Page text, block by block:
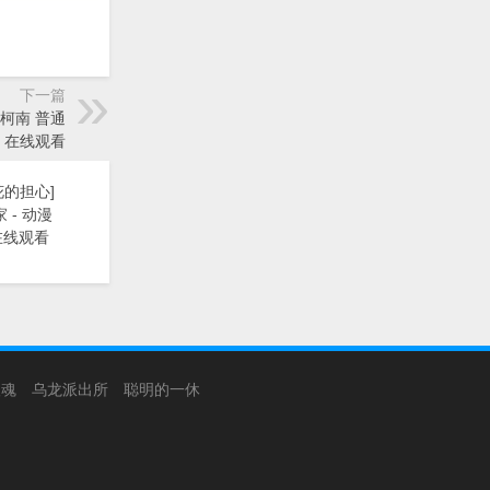
下一篇
南 普通
在线观看
的担心]
- 动漫
线观看
乌龙派出所 聪明的一休